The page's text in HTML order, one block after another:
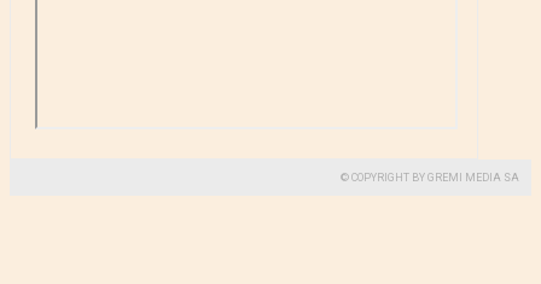
© COPYRIGHT BY GREMI MEDIA SA